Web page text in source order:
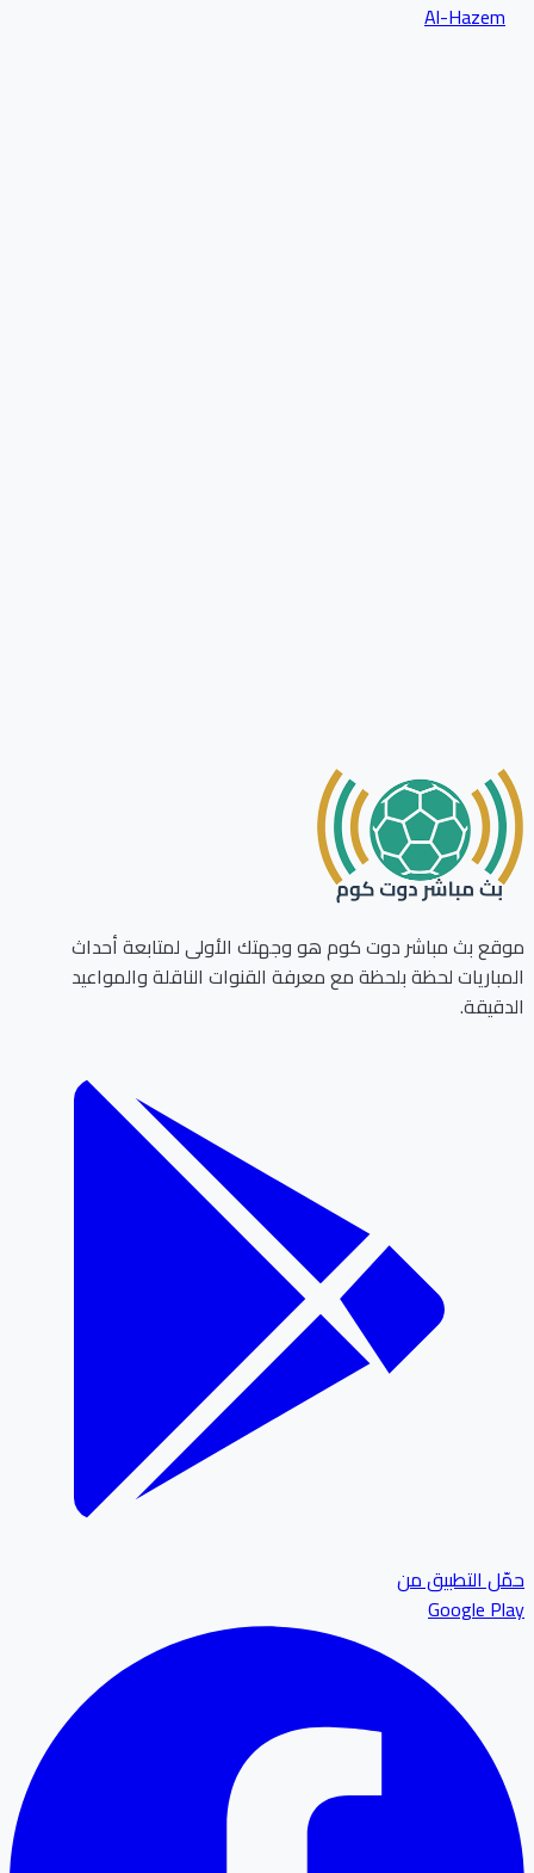
Al-Hazem
بث مباشر دوت كوم هو وجهتك الأولى لمتابعة أحداث
لحظة بلحظة مع معرفة القنوات الناقلة والمواعيد
التطبيق من
Google